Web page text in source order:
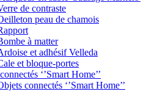
de contraste
peau de chamois
à matter
et adhésif Velleda
et bloque-portes
‘’Smart Home’’
connectés ‘’Smart Home’’